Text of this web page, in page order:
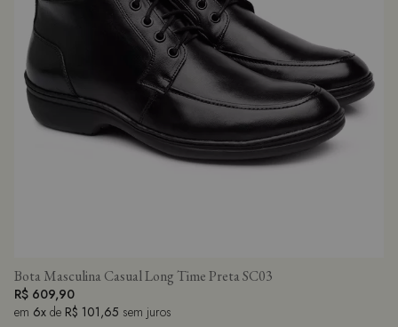
Bota Masculina Casual Long Time Preta SC03
R$ 609,90
em 6x de R$ 101,65 sem juros